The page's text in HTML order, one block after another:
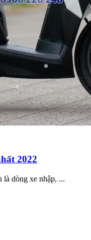
2022
là dòng xe nhập, ...